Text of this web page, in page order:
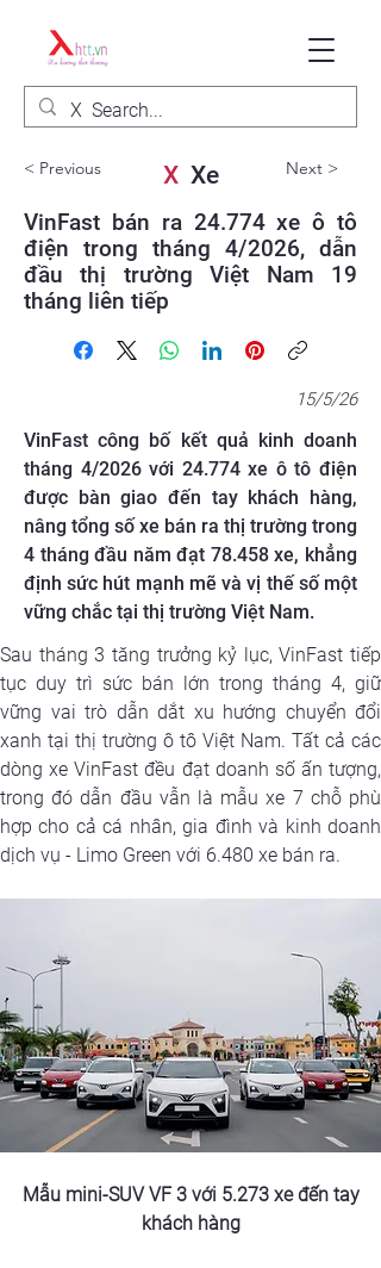
< Previous XXe Next >
VinFast bán ra 24.774 xe ô tô
điện trong tháng 4/2026, dẫn
đầu thị trường Việt Nam 19
tháng liên tiếp
15/5/26
VinFast công bố kết quả kinh doanh
tháng 4/2026 với 24.774 xe ô tô điện
được bàn giao đến tay khách hàng,
nâng tổng số xe bán ra thị trường trong
4 tháng đầu năm đạt 78.458 xe, khẳng
định sức hút mạnh mẽ và vị thế số một
vững chắc tại thị trường Việt Nam.
Sau tháng 3 tăng trưởng kỷ lục, VinFast tiếp
tục duy trì sức bán lớn trong tháng 4, giữ
vững vai trò dẫn dắt xu hướng chuyển đổi
xanh tại thị trường ô tô Việt Nam. Tất cả các
dòng xe VinFast đều đạt doanh số ấn tượng,
trong đó dẫn đầu vẫn là mẫu xe 7 chỗ phù
hợp cho cả cá nhân, gia đình và kinh doanh
dịch vụ - Limo Green với 6.480 xe bán ra.
Mẫu mini-SUV VF 3 với 5.273 xe đến tay
khách hàng